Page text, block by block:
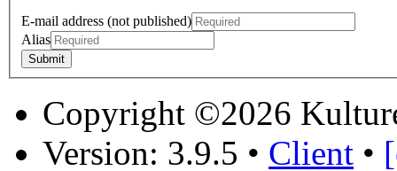
E-mail address (not published)
Alias
Copyright ©2026
Version: 3.9.5 • Client •